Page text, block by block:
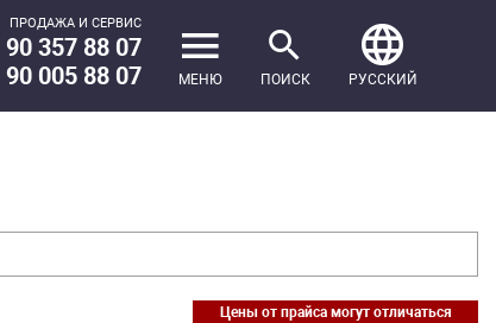
ПРОДАЖА И СЕРВИС
90 357 88 07
90 005 88 07 МЕНЮ ПОИСК РУССКИЙ
Цены от прайса могут отличаться